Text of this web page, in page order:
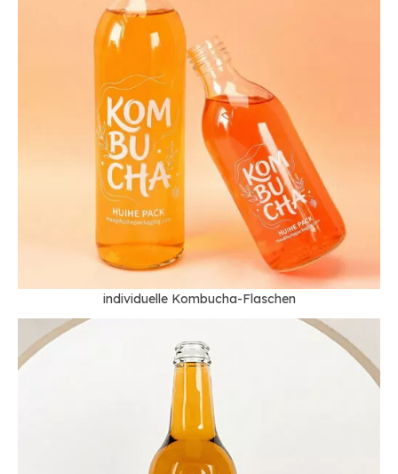
individuelle Kombucha-Flaschen